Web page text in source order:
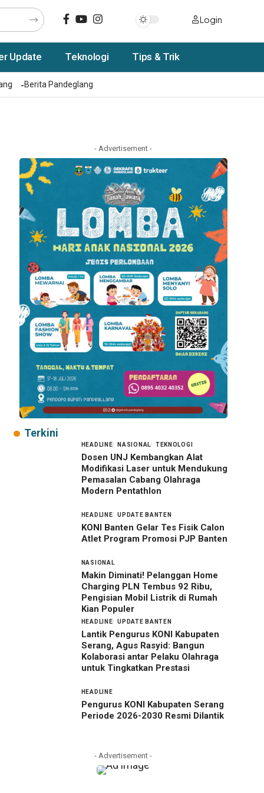
Login
Update Teknologi Tips & Trik
Berita Pandeglang
- Advertisement -
Terkini
HEADLINE NASIONAL TEKNOLOGI
Dosen UNJ Kembangkan Alat
Modifikasi Laser untuk Mendukung
Pemasalan Cabang Olahraga
Modern Pentathlon
HEADLINE UPDATE BANTEN
KONI Banten Gelar Tes Fisik Calon
Atlet Program Promosi PJP Banten
NASIONAL
Makin Diminati! Pelanggan Home
Charging PLN Tembus 92 Ribu,
Pengisian Mobil Listrik di Rumah
Kian Populer
HEADLINE UPDATE BANTEN
Lantik Pengurus KONI Kabupaten
Serang, Agus Rasyid: Bangun
Kolaborasi antar Pelaku Olahraga
untuk Tingkatkan Prestasi
HEADLINE
Pengurus KONI Kabupaten Serang
Periode 2026-2030 Resmi Dilantik
- Advertisement -